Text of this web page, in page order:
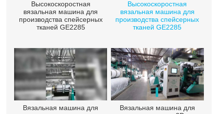
Высокоскоростная
вязальная машина для
производства спейсерных
тканей GE2285
Высокоскоростная
вязальная машина для
производства спейсерных
тканей GE2285
Вязальная машина для
Вязальная машина для